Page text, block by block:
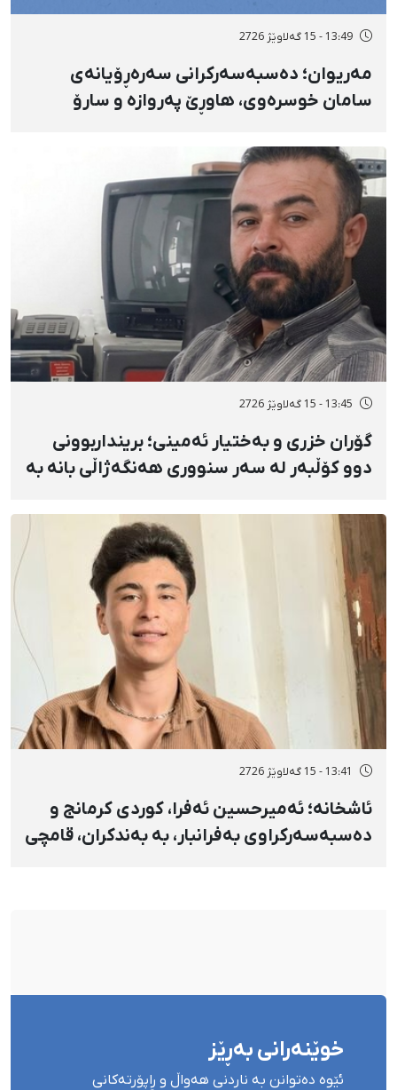
13:49 - 15 گەلاوێژ 2726
مەریوان؛ دەسبەسەرکرانی سەرەڕۆیانەی
سامان خوسرەوی، هاوڕێ پەروازە و سارۆ
گواستنەوەیان بۆ شوێنێکی نادیار
13:45 - 15 گەلاوێژ 2726
گۆران خزری و بەختیار ئەمینی؛ برینداربوونی
دوو کۆڵبەر لە سەر سنووری هەنگەژاڵی بانه بە
تەقینەوەی مین
13:41 - 15 گەلاوێژ 2726
ئاشخانە؛ ئەمیرحسین ئەفرا، کوردی کرمانج و
دەسبەسەرکراوی بەفرانبار، بە بەندکران، قامچی
خوێنەرانی بەڕێز
ئێوە دەتوانن بە ناردنی هەواڵ و ڕاپۆرتەکانی